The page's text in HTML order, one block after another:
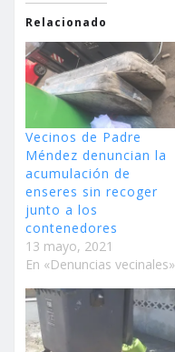
Relacionado
Vecinos de Padre
Méndez denuncian la
acumulación de
enseres sin recoger
junto a los
contenedores
13 mayo, 2021
En «Denuncias vecinales»